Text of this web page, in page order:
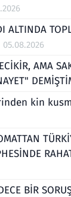
ALTINDA
05.08.2026
AMA
kin
BİR